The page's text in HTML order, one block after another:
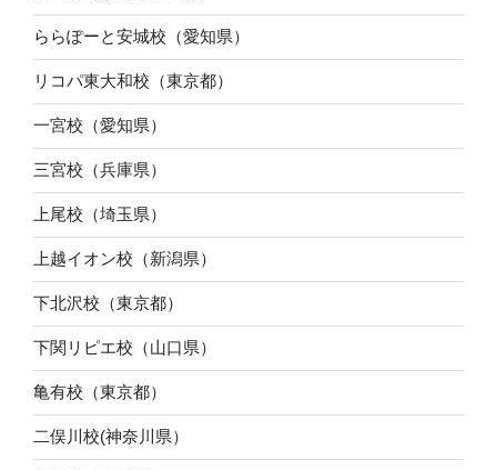
ららぽーと安城校（愛知県）
リコパ東大和校（東京都）
一宮校（愛知県）
三宮校（兵庫県）
上尾校（埼玉県）
上越イオン校（新潟県）
下北沢校（東京都）
下関リピエ校（山口県）
亀有校（東京都）
二俣川校(神奈川県）